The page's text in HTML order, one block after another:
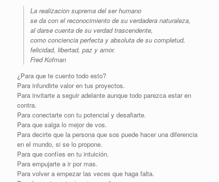
La realizacion suprema del ser humano
se da con el reconocimiento de su verdadera naturaleza,
al darse cuenta de su verdad trascendente,
como conciencia perfecta y absoluta de su completud,
felicidad, libertad, paz y amor.
Fred Kofman
¿Para que te cuento todo esto?
Para infundirte valor en tus proyectos.
Para invitarte a seguir adelante aunque todo parezca estar en
contra.
Para conectarte con tu potencial y desafiarte.
Para que salga lo mejor de vos.
Para decirte que la persona que sos puede hacer una diferencia
en el mundo, si se lo propone.
Para que confíes en tu intuición.
Para empujarte a ir por mas.
Para volver a empezar las veces que haga falta.